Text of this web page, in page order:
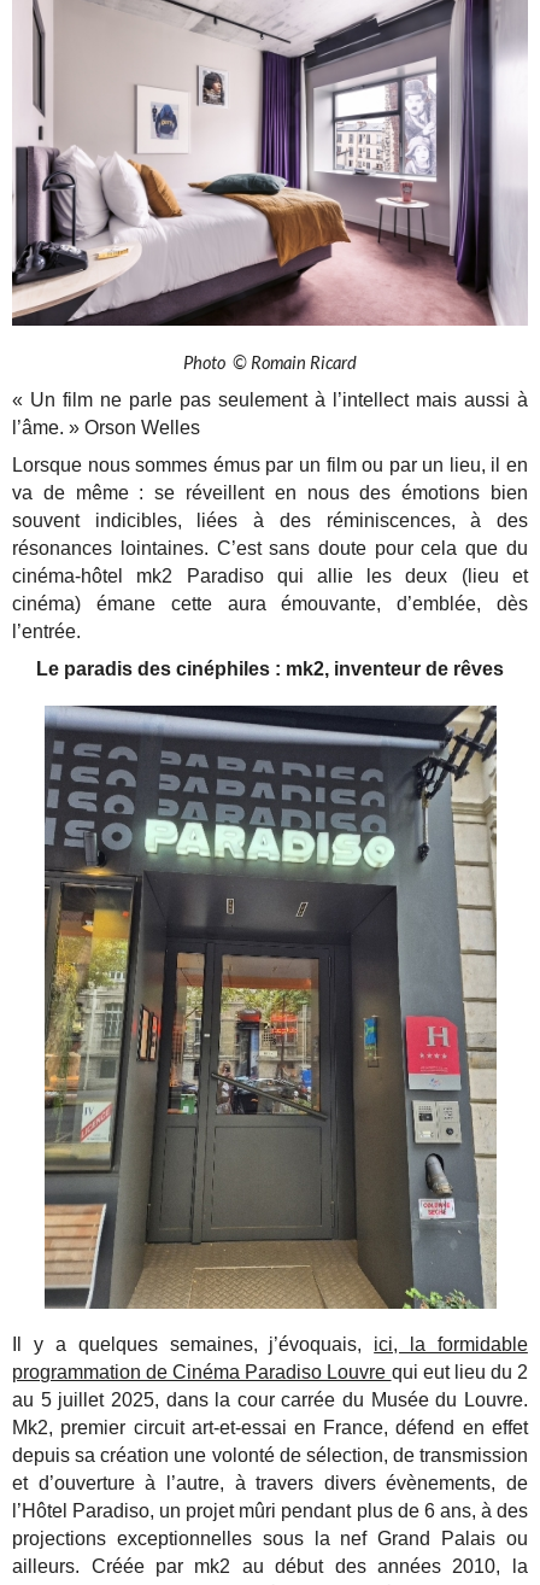
Photo © Romain Ricard
« Un film ne parle pas seulement à l’intellect mais aussi à
l’âme. » Orson Welles
Lorsque nous sommes émus par un film ou par un lieu, il en
va de même : se réveillent en nous des émotions bien
souvent indicibles, liées à des réminiscences, à des
résonances lointaines. C’est sans doute pour cela que du
cinéma-hôtel mk2 Paradiso qui allie les deux (lieu et
cinéma) émane cette aura émouvante, d’emblée, dès
l’entrée.
Le paradis des cinéphiles : mk2, inventeur de rêves
Il y a quelques semaines, j’évoquais, ici, la formidable
programmation de Cinéma Paradiso Louvre qui eut lieu du 2
au 5 juillet 2025, dans la cour carrée du Musée du Louvre.
Mk2, premier circuit art-et-essai en France, défend en effet
depuis sa création une volonté de sélection, de transmission
et d’ouverture à l’autre, à travers divers évènements, de
l’Hôtel Paradiso, un projet mûri pendant plus de 6 ans, à des
projections exceptionnelles sous la nef Grand Palais ou
ailleurs. Créée par mk2 au début des années 2010, la